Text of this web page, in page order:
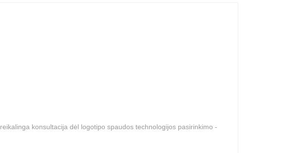
konsultacija dėl logotipo spaudos technologijos pasirinkimo -